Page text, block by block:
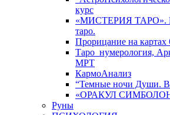
курс
«МИСТЕРИЯ ТАРО».
таро.
Прорицание на
Таро_нумерология,
МРТ
КармоАнализ
“Темные ночи
«ОРАКУЛ
Руны